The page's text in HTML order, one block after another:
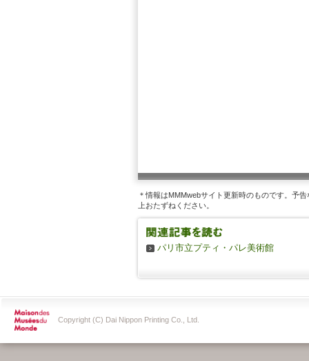
Copyright (C) Dai Nippon Printing Co., Ltd.